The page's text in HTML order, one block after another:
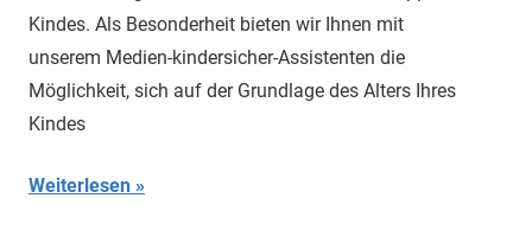
Kindes. Als Besonderheit bieten wir Ihnen mit
unserem Medien-kindersicher-Assistenten die
Möglichkeit, sich auf der Grundlage des Alters Ihres
Kindes
Weiterlesen